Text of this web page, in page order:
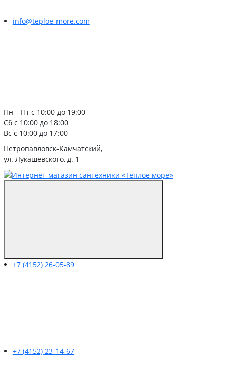
info@teploe-more.com
Пн – Пт с 10:00 до 19:00
Сб с 10:00 до 18:00
Вс с 10:00 до 17:00
Петропавловск-Камчатский,
ул. Лукашевского, д. 1
+7 (4152) 26-05-89
+7 (4152) 23-14-67